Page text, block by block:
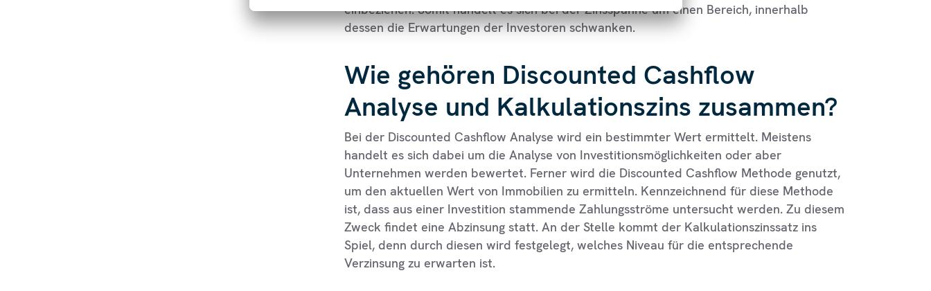
einbeziehen. Somit handelt es sich bei der Zinsspanne um einen Bereich, innerhalb
dessen die Erwartungen der Investoren schwanken.
Wie gehören Discounted Cashflow
Analyse und Kalkulationszins zusammen?
Bei der Discounted Cashflow Analyse wird ein bestimmter Wert ermittelt. Meistens
handelt es sich dabei um die Analyse von Investitionsmöglichkeiten oder aber
Unternehmen werden bewertet. Ferner wird die Discounted Cashflow Methode genutzt,
um den aktuellen Wert von Immobilien zu ermitteln. Kennzeichnend für diese Methode
ist, dass aus einer Investition stammende Zahlungsströme untersucht werden. Zu diesem
Zweck findet eine Abzinsung statt. An der Stelle kommt der Kalkulationszinssatz ins
Spiel, denn durch diesen wird festgelegt, welches Niveau für die entsprechende
Verzinsung zu erwarten ist.